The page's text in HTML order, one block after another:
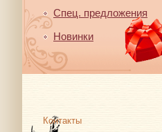
Спец. предложения
Новинки
Контакты